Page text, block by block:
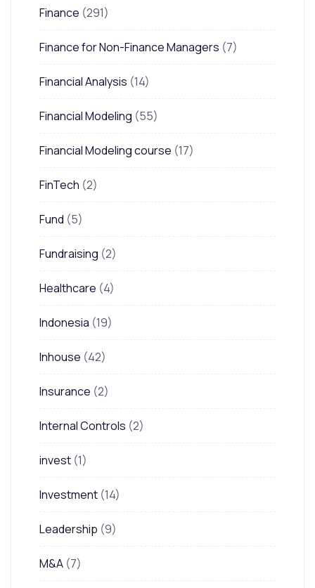
Finance (291)
Finance for Non-Finance Managers (7)
Financial Analysis (14)
Financial Modeling (55)
Financial Modeling course (17)
FinTech (2)
Fund (5)
Fundraising (2)
Healthcare (4)
Indonesia (19)
Inhouse (42)
Insurance (2)
Internal Controls (2)
invest (1)
Investment (14)
Leadership (9)
M&A (7)